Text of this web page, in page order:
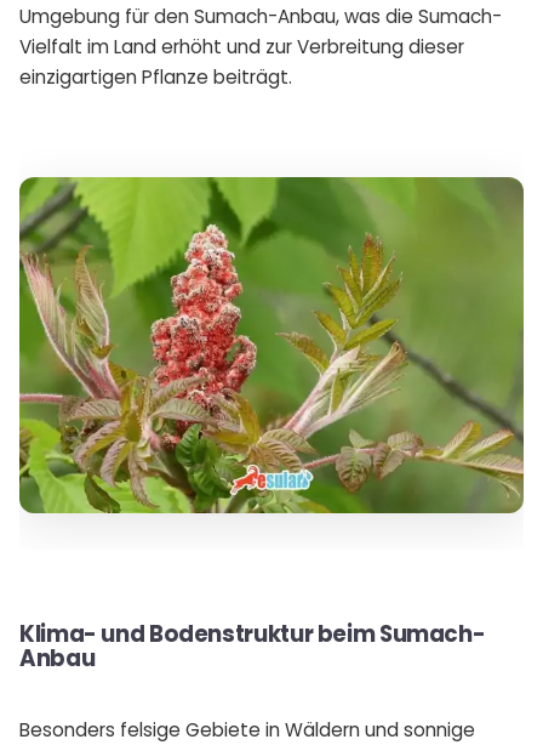
Umgebung für den Sumach-Anbau, was die Sumach-
Vielfalt im Land erhöht und zur Verbreitung dieser
einzigartigen Pflanze beiträgt.
Klima- und Bodenstruktur beim Sumach-
Anbau
Besonders felsige Gebiete in Wäldern und sonnige